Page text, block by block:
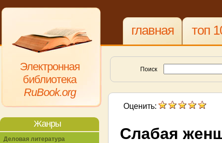
Электронная
библиотека
RuBook.org
главная топ
Поиск
Оценить:
Слабая
Жанры
Деловая литература